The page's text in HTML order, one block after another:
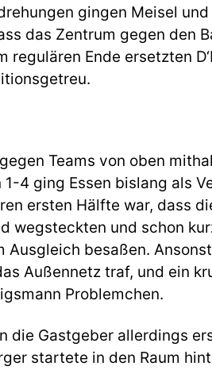
gingen Meisel
das Zentrum gegen den
regulären Ende ersetzten
Teams von oben
4 ging Essen bislang als
ersten Hälfte war, dass
wegsteckten und schon
Ausgleich besaßen.
Außennetz traf, und ein
Problemchen.
die Gastgeber allerdings
startete in den Raum